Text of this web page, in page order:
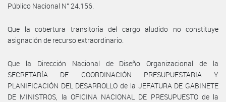
Público Nacional N° 24.156.
Que la cobertura transitoria del cargo aludido no constituye
asignación de recurso extraordinario.
Que la Dirección Nacional de Diseño Organizacional de la
SECRETARÍA DE COORDINACIÓN PRESUPUESTARIA Y
PLANIFICACIÓN DEL DESARROLLO de la JEFATURA DE GABINETE
DE MINISTROS, la OFICINA NACIONAL DE PRESUPUESTO de la